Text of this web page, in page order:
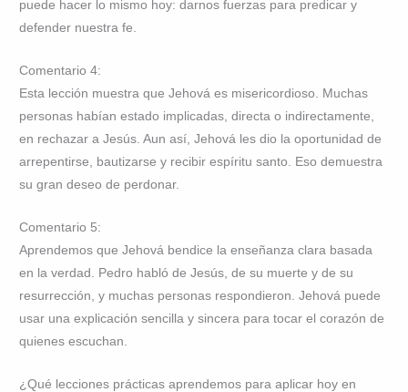
puede hacer lo mismo hoy: darnos fuerzas para predicar y
defender nuestra fe.
Comentario 4:
Esta lección muestra que Jehová es misericordioso. Muchas
personas habían estado implicadas, directa o indirectamente,
en rechazar a Jesús. Aun así, Jehová les dio la oportunidad de
arrepentirse, bautizarse y recibir espíritu santo. Eso demuestra
su gran deseo de perdonar.
Comentario 5:
Aprendemos que Jehová bendice la enseñanza clara basada
en la verdad. Pedro habló de Jesús, de su muerte y de su
resurrección, y muchas personas respondieron. Jehová puede
usar una explicación sencilla y sincera para tocar el corazón de
quienes escuchan.
¿Qué lecciones prácticas aprendemos para aplicar hoy en